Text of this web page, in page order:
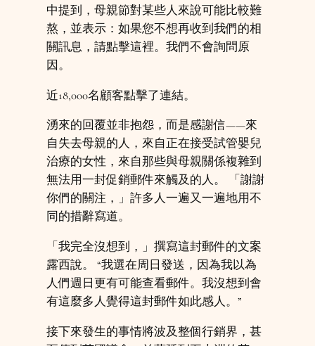
中提到，母親節對某些人來說可能比較難
熬，並表示：如果您不想再收到我們的相
關訊息，請點擊這裡。我們不會詢問原
因。
近18,000名顧客點擊了連結。
湧來的回覆並非抱怨，而是感謝信——來
自失去母親的人，來自正在接受試管嬰兒
治療的女性，來自那些與母親關係複雜到
無法用一封促銷郵件來觸及的人。 「謝謝
你們的關注，」許多人一遍又一遍地用不
同的措辭寫道。
「我完全沒想到，」撰寫這封郵件的文案
露西說。 “我選在周日發送，因為我以為
人們週日更有可能查看郵件。我沒想到會
有這麼多人覺得這封郵件如此感人。”
接下來發生的事情將波及整個行銷界，甚